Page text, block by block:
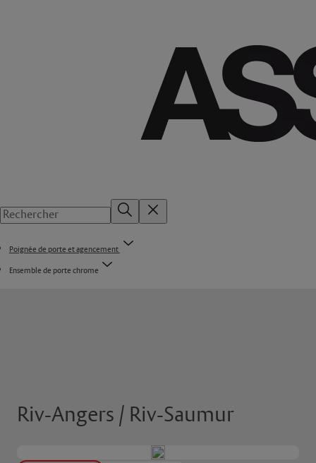
Poignée de porte et agencement
Ensemble de porte chrome
Riv-Angers / Riv-Saumur